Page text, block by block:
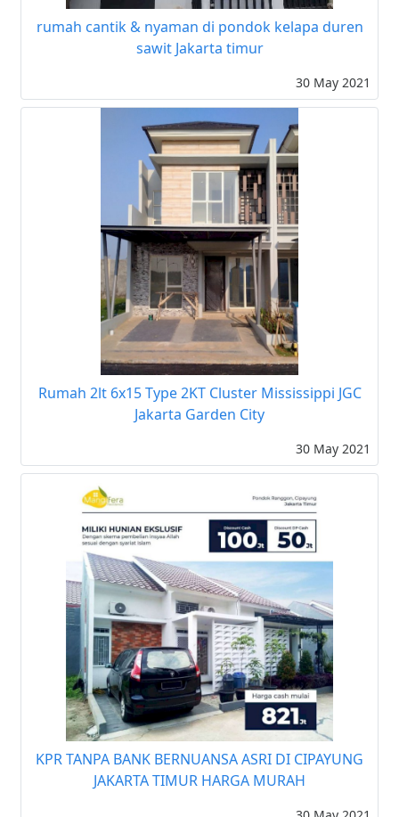
rumah cantik & nyaman di pondok kelapa duren
sawit Jakarta timur
30 May 2021
Rumah 2lt 6x15 Type 2KT Cluster Mississippi JGC
Jakarta Garden City
30 May 2021
KPR TANPA BANK BERNUANSA ASRI DI CIPAYUNG
JAKARTA TIMUR HARGA MURAH